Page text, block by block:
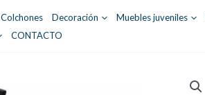
Colchones Decoración Muebles juveniles
CONTACTO